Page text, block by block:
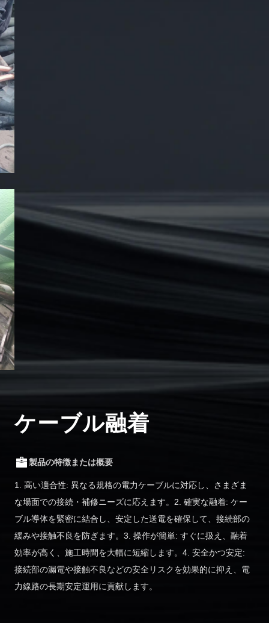
ケーブル融着
製品の特徴または概要
1. 高い適合性: 異なる規格の電力ケーブルに対応し、さまざま
な場面での接続・補修ニーズに応えます。2. 確実な融着: ケー
ブル導体を緊密に結合し、安定した送電を確保して、接続部の
緩みや接触不良を防ぎます。3. 操作が簡単: すぐに扱え、融着
効率が高く、施工時間を大幅に短縮します。4. 安全かつ安定:
接続部の漏電や接触不良などの安全リスクを効果的に抑え、電
力線路の長期安定運用に貢献します。